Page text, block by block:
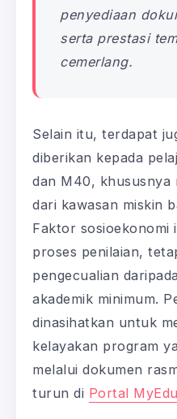
penyediaan
serta prestasi
cemerlang.
Selain itu, terdapat
diberikan kepada
dan M40, khususnya
dari kawasan miskin
Faktor sosioekonomi
proses penilaian,
pengecualian
akademik minimum.
dinasihatkan untuk
kelayakan program
melalui dokumen
turun di Portal